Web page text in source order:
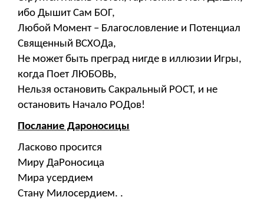
ибо Дышит Сам БОГ,
Любой Момент – Благословление и Потенциал
Священный ВСХОДа,
Не может быть преград нигде в иллюзии Игры,
когда Поет ЛЮБОВЬ,
Нельзя остановить Сакральный РОСТ, и не
остановить Начало РОДов!
Послание Дароносицы
Ласково просится
Миру ДаРоносица
Мира усердием
Стану Милосердием. .